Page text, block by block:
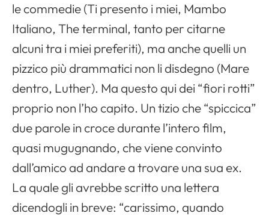
le commedie (Ti presento i miei, Mambo
Italiano, The terminal, tanto per citarne
alcuni tra i miei preferiti), ma anche quelli un
pizzico più drammatici non li disdegno (Mare
dentro, Luther). Ma questo qui dei “fiori rotti”
proprio non l’ho capito. Un tizio che “spiccica”
due parole in croce durante l’intero film,
quasi mugugnando, che viene convinto
dall’amico ad andare a trovare una sua ex.
La quale gli avrebbe scritto una lettera
dicendogli in breve: “carissimo, quando